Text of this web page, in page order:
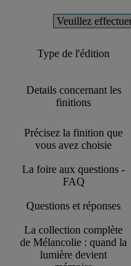
Type de l'édition
Details concernant les
finitions
Précisez la finition que
vous avez choisie
La foire aux questions -
FAQ
Questions et réponses
La collection complète
de Mélancolie : quand la
lumière devient